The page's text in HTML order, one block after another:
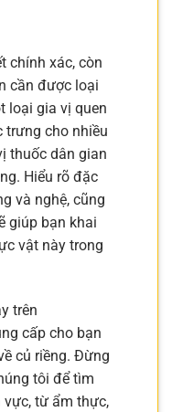
chính xác, còn
cần được loại
loại gia vị quen
trưng cho nhiều
thuốc dân gian
Hiểu rõ đặc
và nghệ, cũng
giúp bạn khai
vật này trong
trên
cấp cho bạn
củ riềng. Đừng
tôi để tìm
từ ẩm thực,